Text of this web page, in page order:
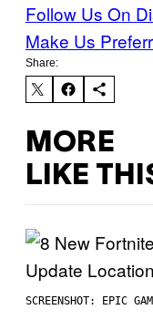
Follow Us On
Make Us
Share:
MORE
LIKE
SCREENSHOT: EPIC